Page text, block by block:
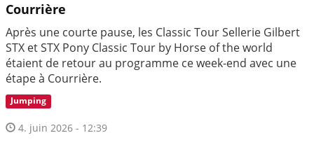
Courrière
Après une courte pause, les Classic Tour Sellerie Gilbert
STX et STX Pony Classic Tour by Horse of the world
étaient de retour au programme ce week-end avec une
étape à Courrière.
Jumping
4. juin 2026 - 12:39